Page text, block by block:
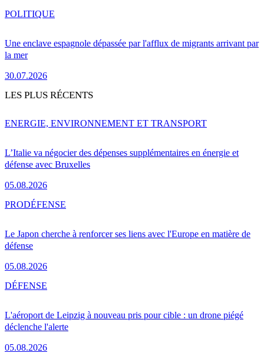
Une enclave espagnole dépassée par l'afflux de migrants arrivant par
la mer
30.07.2026
POLITIQUE
LES PLUS RÉCENTS
L’Italie va négocier des dépenses supplémentaires en énergie et
défense avec Bruxelles
05.08.2026
ENERGIE, ENVIRONNEMENT ET TRANSPORT
Le Japon cherche à renforcer ses liens avec l'Europe en matière de
défense
05.08.2026
PRODÉFENSE
L'aéroport de Leipzig à nouveau pris pour cible : un drone piégé
déclenche l'alerte
05.08.2026
DÉFENSE